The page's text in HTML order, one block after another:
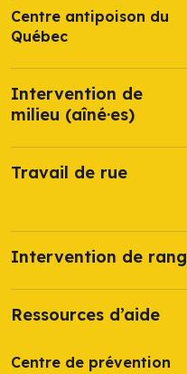
Centre antipoison du
Québec
Intervention de
milieu (aîné·es)
Travail de rue
Intervention de rang
Ressources d’aide
Centre de prévention